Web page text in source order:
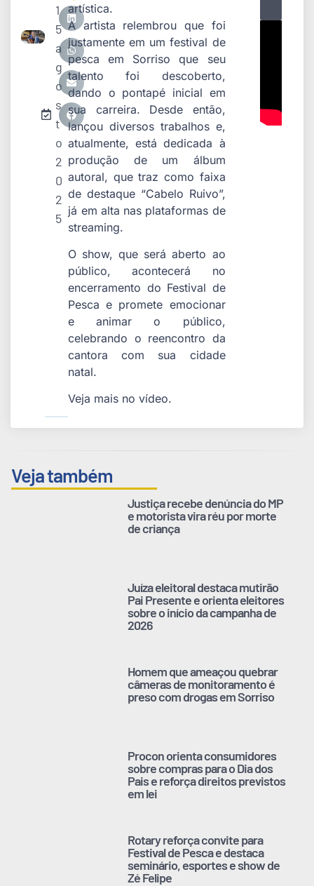
1
5
a
g
o
s
t
o
2
0
2
5
artística.
A artista relembrou que foi
justamente em um festival de
pesca em Sorriso que seu
talento foi descoberto,
dando o pontapé inicial em
sua carreira. Desde então,
lançou diversos trabalhos e,
atualmente, está dedicada à
produção de um álbum
autoral, que traz como faixa
de destaque “Cabelo Ruivo”,
já em alta nas plataformas de
streaming.
O show, que será aberto ao
público, acontecerá no
encerramento do Festival de
Pesca e promete emocionar
e animar o público,
celebrando o reencontro da
cantora com sua cidade
natal.
Veja mais no vídeo.
Veja também
Justiça recebe denúncia do MP
e motorista vira réu por morte
de criança
Juíza eleitoral destaca mutirão
Pai Presente e orienta eleitores
sobre o início da campanha de
2026
Homem que ameaçou quebrar
câmeras de monitoramento é
preso com drogas em Sorriso
Procon orienta consumidores
sobre compras para o Dia dos
Pais e reforça direitos previstos
em lei
Rotary reforça convite para
Festival de Pesca e destaca
seminário, esportes e show de
Zé Felipe